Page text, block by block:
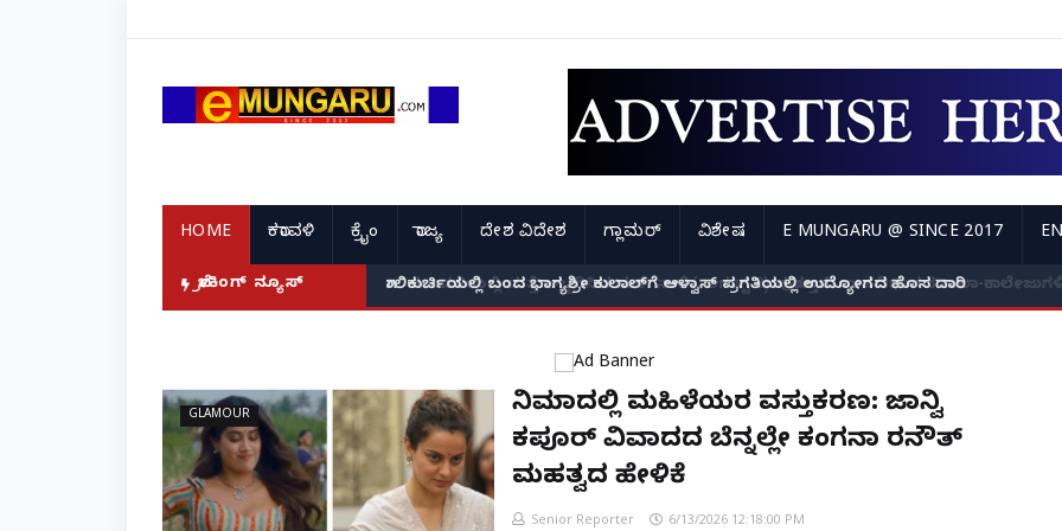
HOME ಕರಾವಳಿ ಕ್ರೈಂ ರಾಜ್ಯ ದೇಶ ವಿದೇಶ ಗ್ಲಾಮರ್ ವಿಶೇಷ E MUNGARU @ SINCE 2017
ಬ್ರೇಕಿಂಗ್ ನ್ಯೂಸ್ ಗಾಲಿಕುರ್ಚಿಯಲ್ಲಿ ಬಂದ ಭಾಗ್ಯಶ್ರೀ ಕುಲಾಲ್‌ಗೆ ಆಳ್ವಾಸ್ ಪ್ರಗತಿಯಲ್ಲಿ ಉದ್ಯೋಗದ ಹೊಸ ದಾರಿ
GLAMOUR
ಸಿನಿಮಾದಲ್ಲಿ ಮಹಿಳೆಯರ ವಸ್ತುಕರಣ: ಜಾನ್ವಿ
ಕಪೂರ್ ವಿವಾದದ ಬೆನ್ನಲ್ಲೇ ಕಂಗನಾ ರನೌತ್
ಮಹತ್ವದ ಹೇಳಿಕೆ
Senior Reporter 6/13/2026 12:18:00 PM